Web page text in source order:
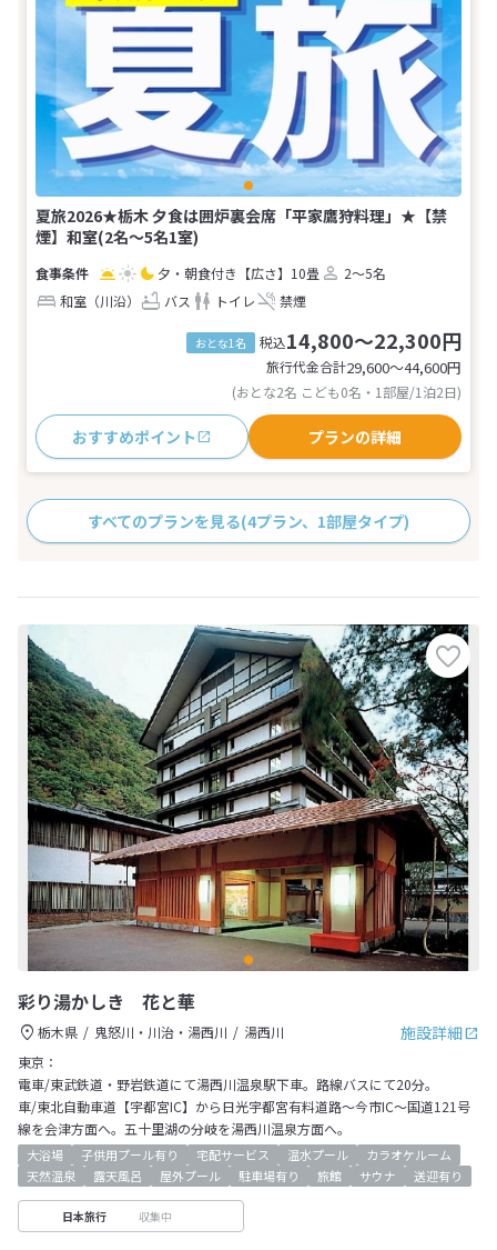
夏旅2026★栃木 夕食は囲炉裏会席「平家鷹狩料理」★【禁
煙】和室(2名～5名1室)
夕・朝食付き 【広さ】10畳
2～5名
和室（川沿）
バス トイレ 禁煙
おとな1名 税込14,800～22,300円
旅行代金合計29,600〜44,600円
(おとな2名 こども0名・1部屋/1泊2日)
おすすめポイント プランの詳細
すべてのプランを見る(4プラン、1部屋タイプ)
彩り湯かしき 花と華
施設詳細
栃木県 鬼怒川・川治・湯西川
湯西川
東京：
電車/東武鉄道・野岩鉄道にて湯西川温泉駅下車。路線バスにて20分。
車/東北自動車道【宇都宮IC】から日光宇都宮有料道路～今市IC～国道121号
線を会津方面へ。五十里湖の分岐を湯西川温泉方面へ。
大浴場 子供用プール有り 宅配サービス 温水プール
カラオケルーム
天然温泉
露天風呂 屋外プール 駐車場有り 旅館 サウナ 送迎有り
日本旅行 収集中